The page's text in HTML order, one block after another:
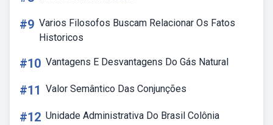
#9 Varios Filosofos Buscam Relacionar Os Fatos
Historicos
#10 Vantagens E Desvantagens Do Gás Natural
#11 Valor Semântico Das Conjunções
#12 Unidade Administrativa Do Brasil Colônia